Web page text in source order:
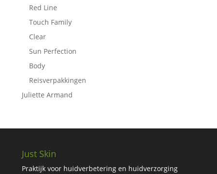
Red Line
Touch Family
Clear
Sun Perfection
Body
Reisverpakkingen
Juliette Armand
Just Skin
Praktijk voor huidverbetering en huidverzorging